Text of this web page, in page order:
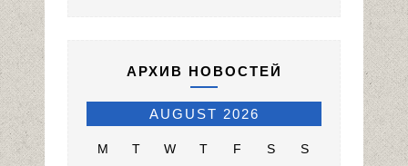
АРХИВ НОВОСТЕЙ
AUGUST 2026
M T W T F S S